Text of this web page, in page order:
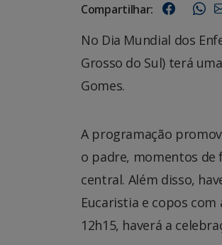
Compartilhar:
No Dia Mundial dos
Grosso do Sul) terá
Gomes.
A programação
o padre, momentos de
central. Além disso,
Eucaristia e copos
12h15, haverá a